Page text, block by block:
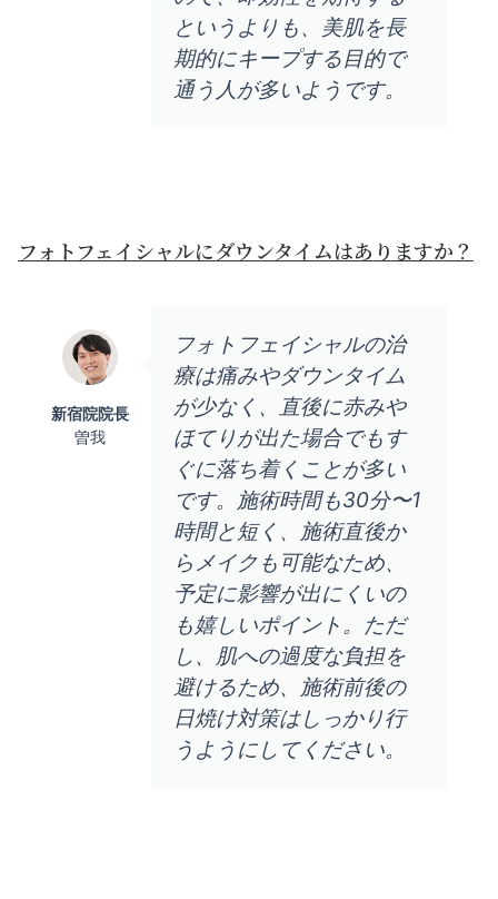
というよりも、美肌を長
期的にキープする目的で
通う人が多いようです。
フォトフェイシャルにダウンタイムはありますか？
フォトフェイシャルの治
療は痛みやダウンタイム
が少なく、直後に赤みや
ほてりが出た場合でもす
ぐに落ち着くことが多い
です。施術時間も30分〜1
時間と短く、施術直後か
らメイクも可能なため、
予定に影響が出にくいの
も嬉しいポイント。ただ
し、肌への過度な負担を
避けるため、施術前後の
日焼け対策はしっかり行
うようにしてください。
新宿院院長
曽我